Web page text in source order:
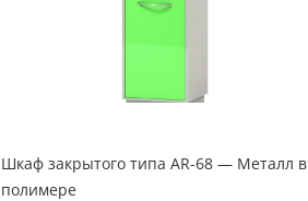
Шкаф закрытого типа AR-68 — Металл в
полимере